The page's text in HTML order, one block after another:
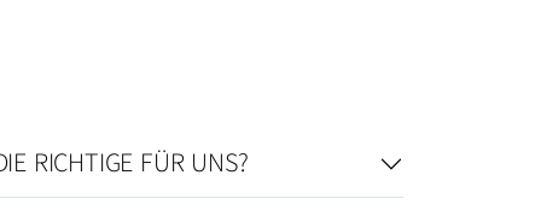
RICHTIGE FÜR UNS?